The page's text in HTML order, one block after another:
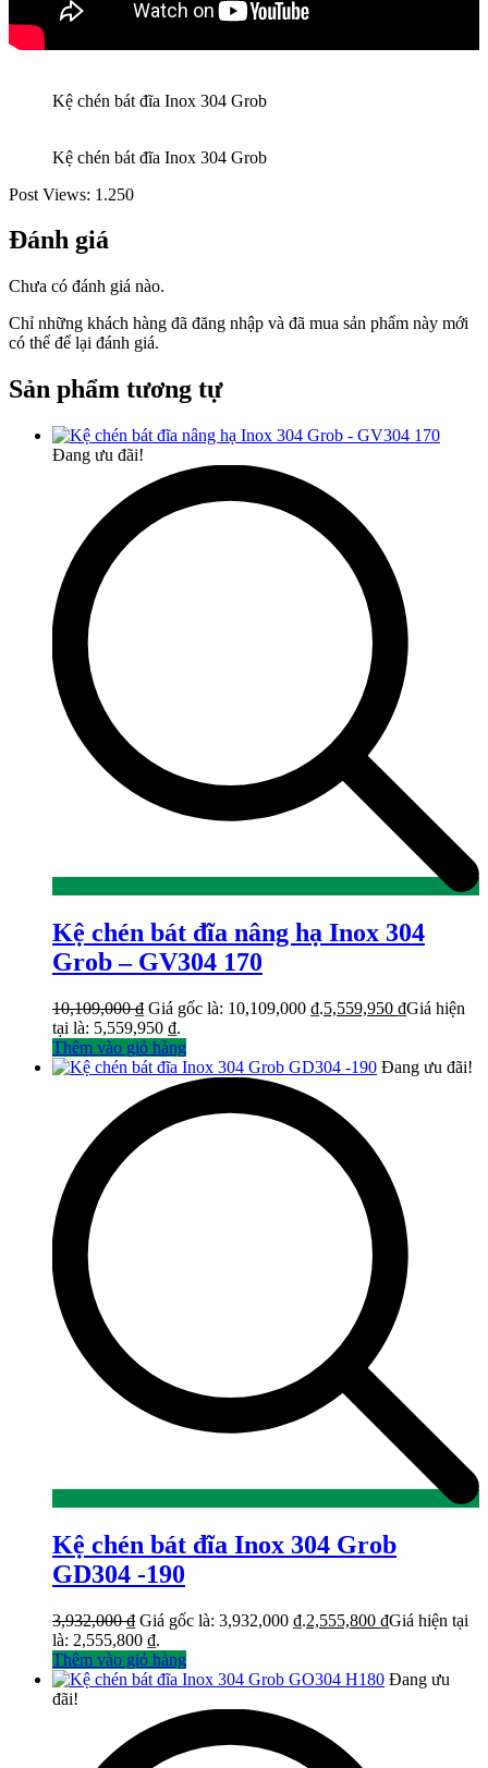
Kệ chén bát đĩa Inox 304 Grob
Kệ chén bát đĩa Inox 304 Grob
Post Views: 1.250
Đánh giá
Chưa có đánh giá nào.
Chỉ những khách hàng đã đăng nhập và đã mua sản phẩm này mới
có thể để lại đánh giá.
Sản phẩm tương tự
Đang ưu đãi!
Kệ chén bát đĩa nâng hạ Inox 304
Grob – GV304 170
10,109,000₫ Giá gốc là: 10,109,000 ₫.5,559,950 ₫Giá hiện
tại là: 5,559,950 ₫.
Thêm vào giỏ hàng
Đang ưu đãi!
Kệ chén bát đĩa Inox 304 Grob
GD304 -190
3,932,000₫ Giá gốc là: 3,932,000 ₫.2,555,800 ₫Giá hiện tại
là: 2,555,800 ₫.
Thêm vào giỏ hàng
Đang ưu
đãi!